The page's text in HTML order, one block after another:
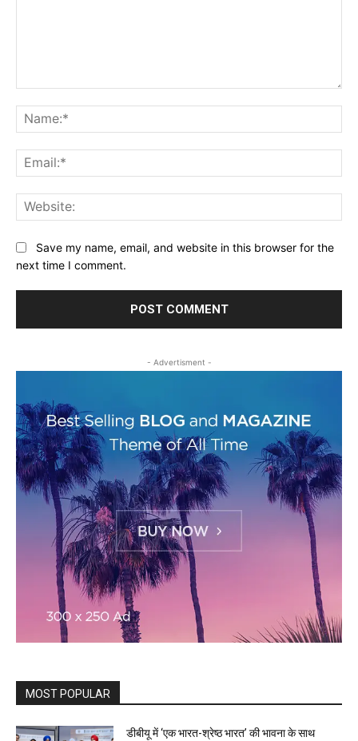
Save my name, email, and website in this browser for the
next time I comment.
- Advertisment -
MOST POPULAR
डीबीयू में ‘एक भारत-श्रेष्ठ भारत’ की भावना के साथ